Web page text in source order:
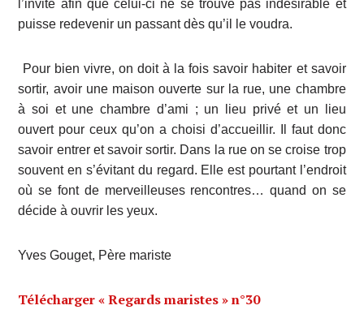
l’invité afin que celui-ci ne se trouve pas indésirable et
puisse redevenir un passant dès qu’il le voudra.
Pour bien vivre, on doit à la fois savoir habiter et savoir
sortir, avoir une maison ouverte sur la rue, une chambre
à soi et une chambre d’ami ; un lieu privé et un lieu
ouvert pour ceux qu’on a choisi d’accueillir. Il faut donc
savoir entrer et savoir sortir. Dans la rue on se croise trop
souvent en s’évitant du regard. Elle est pourtant l’endroit
où se font de merveilleuses rencontres… quand on se
décide à ouvrir les yeux.
Yves Gouget, Père mariste
Télécharger « Regards maristes » n°30